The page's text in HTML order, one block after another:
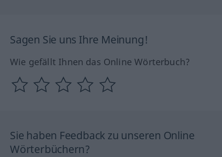
Sagen Sie uns Ihre Meinung!
Wie gefällt Ihnen das Online Wörterbuch?
Sie haben Feedback zu unseren Online
Wörterbüchern?